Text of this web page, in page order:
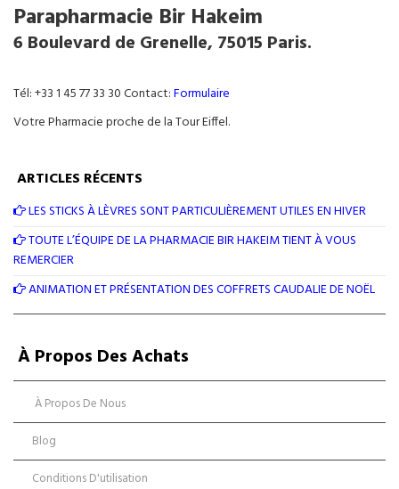
Parapharmacie Bir Hakeim
6 Boulevard de Grenelle, 75015 Paris.
Tél: +33 1 45 77 33 30 Contact:Formulaire
Votre Pharmacie proche de la Tour Eiffel.
ARTICLES RÉCENTS
LES STICKS À LÈVRES SONT PARTICULIÈREMENT UTILES EN HIVER
TOUTE L’ÉQUIPE DE LA PHARMACIE BIR HAKEIM TIENT À VOUS
REMERCIER
ANIMATION ET PRÉSENTATION DES COFFRETS CAUDALIE DE NOËL
À Propos Des Achats
À Propos De Nous
Blog
Conditions D'utilisation